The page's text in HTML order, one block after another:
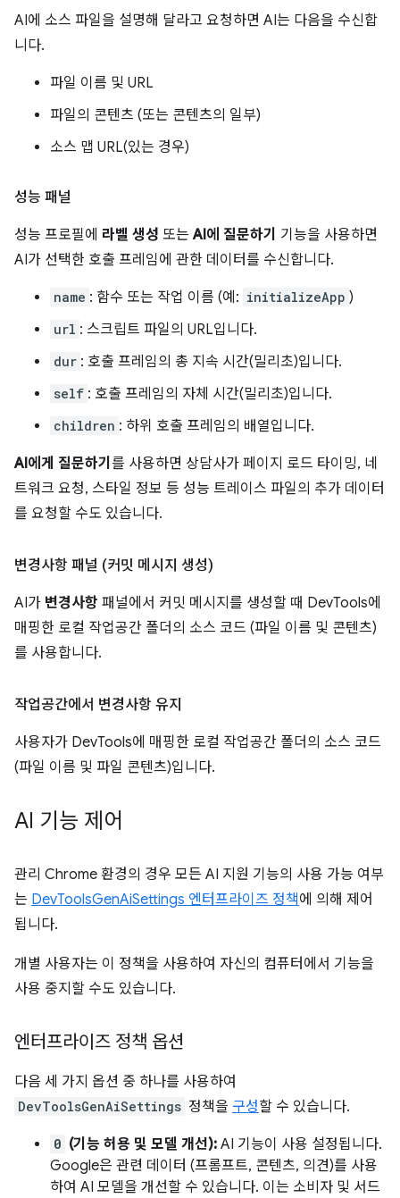
AI에 소스 파일을 설명해 달라고 요청하면 AI는 다음을 수신합
니다.
파일 이름 및 URL
파일의 콘텐츠 (또는 콘텐츠의 일부)
소스 맵 URL(있는 경우)
성능 패널
성능 프로필에 라벨 생성 또는AI에 질문하기 기능을 사용하면
AI가 선택한 호출 프레임에 관한 데이터를 수신합니다.
name : 함수 또는 작업 이름 (예: initializeApp )
url : 스크립트 파일의 URL입니다.
dur : 호출 프레임의 총 지속 시간(밀리초)입니다.
self : 호출 프레임의 자체 시간(밀리초)입니다.
children : 하위 호출 프레임의 배열입니다.
AI에게 질문하기 를 사용하면 상담사가 페이지 로드 타이밍, 네
트워크 요청, 스타일 정보 등 성능 트레이스 파일의 추가 데이터
를 요청할 수도 있습니다.
변경사항 패널 (커밋 메시지 생성)
AI가 변경사항 패널에서 커밋 메시지를 생성할 때 DevTools에
매핑한 로컬 작업공간 폴더의 소스 코드 (파일 이름 및 콘텐츠)
를 사용합니다.
작업공간에서 변경사항 유지
사용자가 DevTools에 매핑한 로컬 작업공간 폴더의 소스 코드
(파일 이름 및 파일 콘텐츠)입니다.
AI 기능 제어
관리 Chrome 환경의 경우 모든 AI 지원 기능의 사용 가능 여부
는 DevToolsGenAiSettings 엔터프라이즈 정책에 의해 제어
됩니다.
개별 사용자는 이 정책을 사용하여 자신의 컴퓨터에서 기능을
사용 중지할 수도 있습니다.
엔터프라이즈 정책 옵션
다음 세 가지 옵션 중 하나를 사용하여
DevToolsGenAiSettings 정책을 구성할 수 있습니다.
0 (기능 허용 및 모델 개선): AI 기능이 사용 설정됩니다.
Google은 관련 데이터 (프롬프트, 콘텐츠, 의견)를 사용
하여 AI 모델을 개선할 수 있습니다. 이는 소비자 및 서드